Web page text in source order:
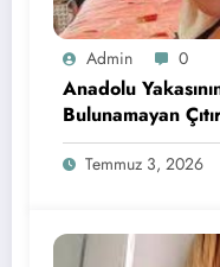
Admin 0
Anadolu
Bulunamayan
İçin Pratik Bilgiler
Temmuz 3, 2026